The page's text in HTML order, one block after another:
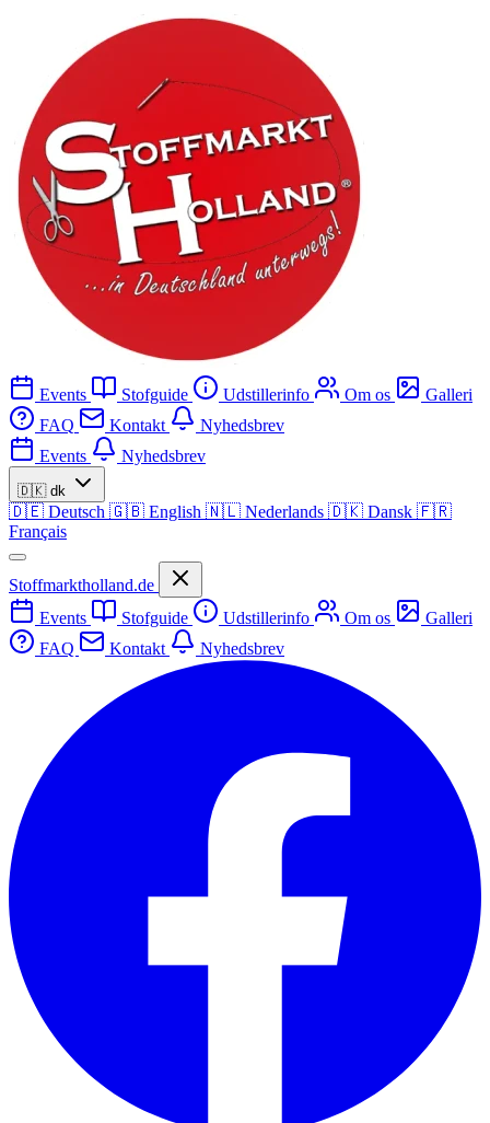
Events Stofguide Udstillerinfo Om os
Galleri
FAQ
Kontakt
Nyhedsbrev
Events
Nyhedsbrev
🇩🇰 dk
🇩🇪 Deutsch 🇬🇧 English 🇳🇱 Nederlands 🇩🇰 Dansk 🇫🇷
Français
Stoffmarktholland.de
Events
Stofguide Udstillerinfo Om os
Galleri
FAQ
Kontakt Nyhedsbrev